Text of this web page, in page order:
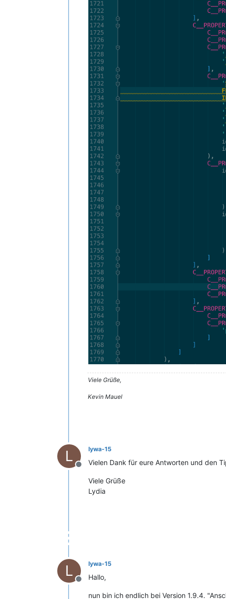
Viele Grüße,
Kevin Mauel
L
Offline
lywa-15
Vielen Dank für eure Antworten und den
Viele Grüße
Lydia
L
Offline
lywa-15
Hallo,
nun bin ich endlich bei Version 1.9.4.